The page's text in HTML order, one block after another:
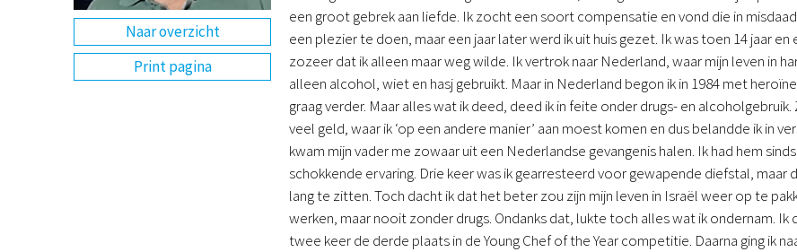
Naar overzicht
Print pagina
een groot gebrek aan liefde. Ik zocht een soort compensatie en vond die in
een plezier te doen, maar een jaar later werd ik uit huis gezet. Ik was toen 14 jaar
zozeer dat ik alleen maar weg wilde. Ik vertrok naar Nederland, waar mijn leven in
alleen alcohol, wiet en hasj gebruikt. Maar in Nederland begon ik in 1984 met
graag verder. Maar alles wat ik deed, deed ik in feite onder drugs- en
veel geld, waar ik ‘op een andere manier’ aan moest komen en dus belandde ik in
kwam mijn vader me zowaar uit een Nederlandse gevangenis halen. Ik had hem
schokkende ervaring. Drie keer was ik gearresteerd voor gewapende diefstal,
lang te zitten. Toch dacht ik dat het beter zou zijn mijn leven in Israël weer op te
werken, maar nooit zonder drugs. Ondanks dat, lukte toch alles wat ik ondernam.
twee keer de derde plaats in de Young Chef of the Year competitie. Daarna ging ik